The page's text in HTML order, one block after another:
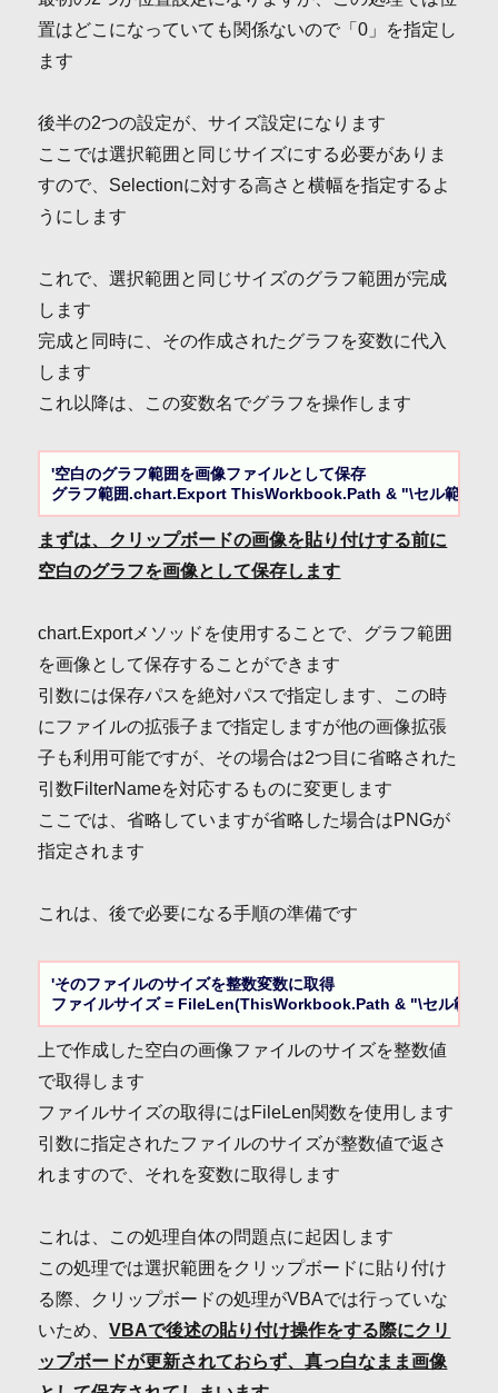
置はどこになっていても関係ないので「0」を指定し
ます
後半の2つの設定が、サイズ設定になります
ここでは選択範囲と同じサイズにする必要がありま
すので、Selectionに対する高さと横幅を指定するよ
うにします
これで、選択範囲と同じサイズのグラフ範囲が完成
します
完成と同時に、その作成されたグラフを変数に代入
します
これ以降は、この変数名でグラフを操作します
'空白のグラフ範囲を画像ファイルとして保存
グラフ範囲.chart.Export ThisWorkbook.Path & "\セル範囲
まずは、クリップボードの画像を貼り付けする前に
空白のグラフを画像として保存します
chart.Exportメソッドを使用することで、グラフ範囲
を画像として保存することができます
引数には保存パスを絶対パスで指定します、この時
にファイルの拡張子まで指定しますが他の画像拡張
子も利用可能ですが、その場合は2つ目に省略された
引数FilterNameを対応するものに変更します
ここでは、省略していますが省略した場合はPNGが
指定されます
これは、後で必要になる手順の準備です
'そのファイルのサイズを整数変数に取得
ファイルサイズ = FileLen(ThisWorkbook.Path & "\セル範囲
上で作成した空白の画像ファイルのサイズを整数値
で取得します
ファイルサイズの取得にはFileLen関数を使用します
引数に指定されたファイルのサイズが整数値で返さ
れますので、それを変数に取得します
これは、この処理自体の問題点に起因します
この処理では選択範囲をクリップボードに貼り付け
る際、クリップボードの処理がVBAでは行っていな
いため、VBAで後述の貼り付け操作をする際にクリ
ップボードが更新されておらず、真っ白なまま画像